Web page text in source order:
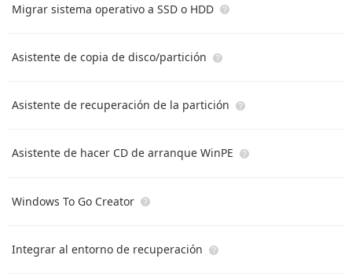
Migrar sistema operativo a SSD o HDD
Asistente de copia de disco/partición
Asistente de recuperación de la partición
Asistente de hacer CD de arranque WinPE
Windows To Go Creator
Integrar al entorno de recuperación